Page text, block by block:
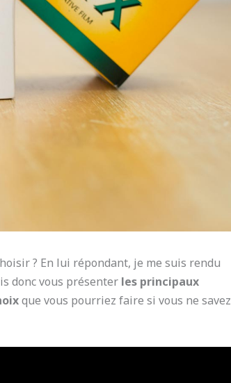
? En lui répondant, je me suis rendu
donc vous présenter les principaux
que vous pourriez faire si vous ne savez